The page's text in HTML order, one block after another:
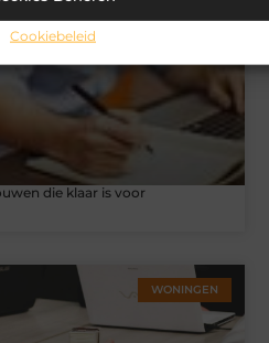
Cookiebeleid
die klaar is voor
WONINGEN